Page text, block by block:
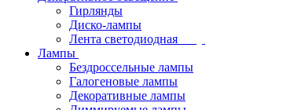
Гирлянды
Диско-лампы
Лента светодиодная
Лампы
Бездроссельные лампы
Галогеновые лампы
Декоративные лампы